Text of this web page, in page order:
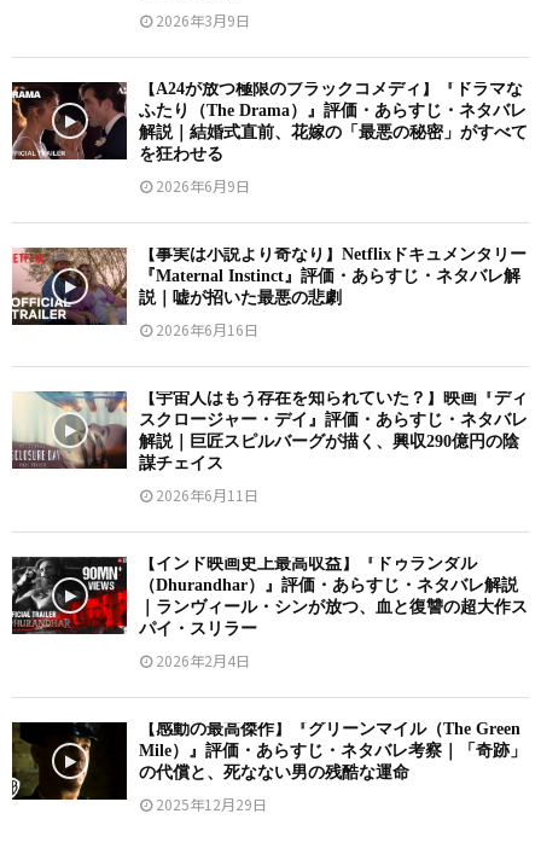
2026年3月9日
【A24が放つ極限のブラックコメディ】『ドラマな
ふたり（The Drama）』評価・あらすじ・ネタバレ
解説｜結婚式直前、花嫁の「最悪の秘密」がすべて
を狂わせる
2026年6月9日
【事実は小説より奇なり】Netflixドキュメンタリー
『Maternal Instinct』評価・あらすじ・ネタバレ解
説｜嘘が招いた最悪の悲劇
2026年6月16日
【宇宙人はもう存在を知られていた？】映画『ディ
スクロージャー・デイ』評価・あらすじ・ネタバレ
解説｜巨匠スピルバーグが描く、興収290億円の陰
謀チェイス
2026年6月11日
【インド映画史上最高収益】『ドゥランダル
（Dhurandhar）』評価・あらすじ・ネタバレ解説
｜ランヴィール・シンが放つ、血と復讐の超大作ス
パイ・スリラー
2026年2月4日
【感動の最高傑作】『グリーンマイル（The Green
Mile）』評価・あらすじ・ネタバレ考察｜「奇跡」
の代償と、死なない男の残酷な運命
2025年12月29日